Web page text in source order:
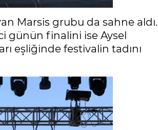
Marsis grubu da sahne aldı.
günün finalini ise Aysel
eşliğinde festivalin tadını